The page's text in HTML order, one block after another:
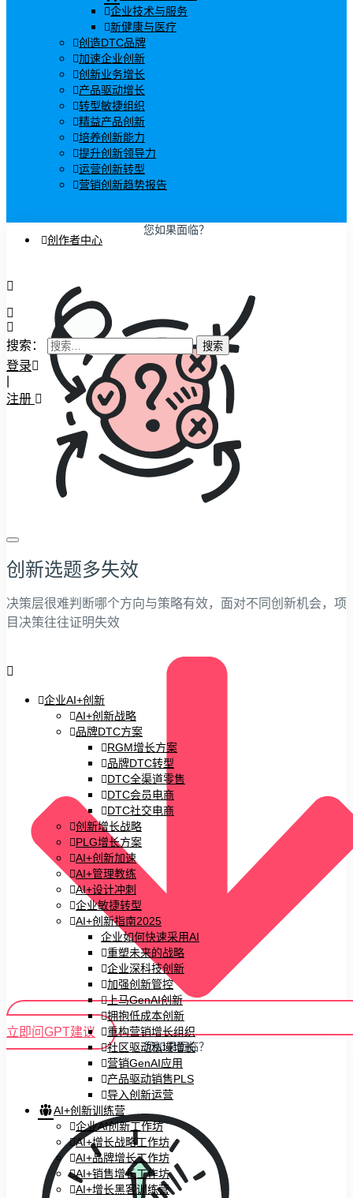
企业技术与服务
新健康与医疗
创造DTC品牌
加速企业创新
创新业务增长
产品驱动增长
转型敏捷组织
精益产品创新
培养创新能力
提升创新领导力
运营创新转型
营销创新趋势报告
创作者中心
搜索：
登录
注册
企业AI+创新
AI+创新战略
品牌DTC方案
RGM增长方案
品牌DTC转型
DTC全渠道零售
DTC会员电商
DTC社交电商
创新增长战略
PLG增长方案
AI+创新加速
AI+管理教练
AI+设计冲刺
企业敏捷转型
AI+创新指南2025
企业如何快速采用AI
重塑未来的战略
企业深科技创新
加强创新管控
上马GenAI创新
拥抱低成本创新
重构营销增长组织
社区驱动私域增长
营销GenAI应用
产品驱动销售PLS
导入创新运营
AI+创新训练营
企业AI创新工作坊
AI+增长战略工作坊
AI+品牌增长工作坊
AI+销售增长工作坊
AI+增长黑客训练营
您如果面临？
创新选题多失效
决策层很难判断哪个方向与策略有效，面对不同创新机会，项
目决策往往证明失效
立即问GPT建议
您如果面临？